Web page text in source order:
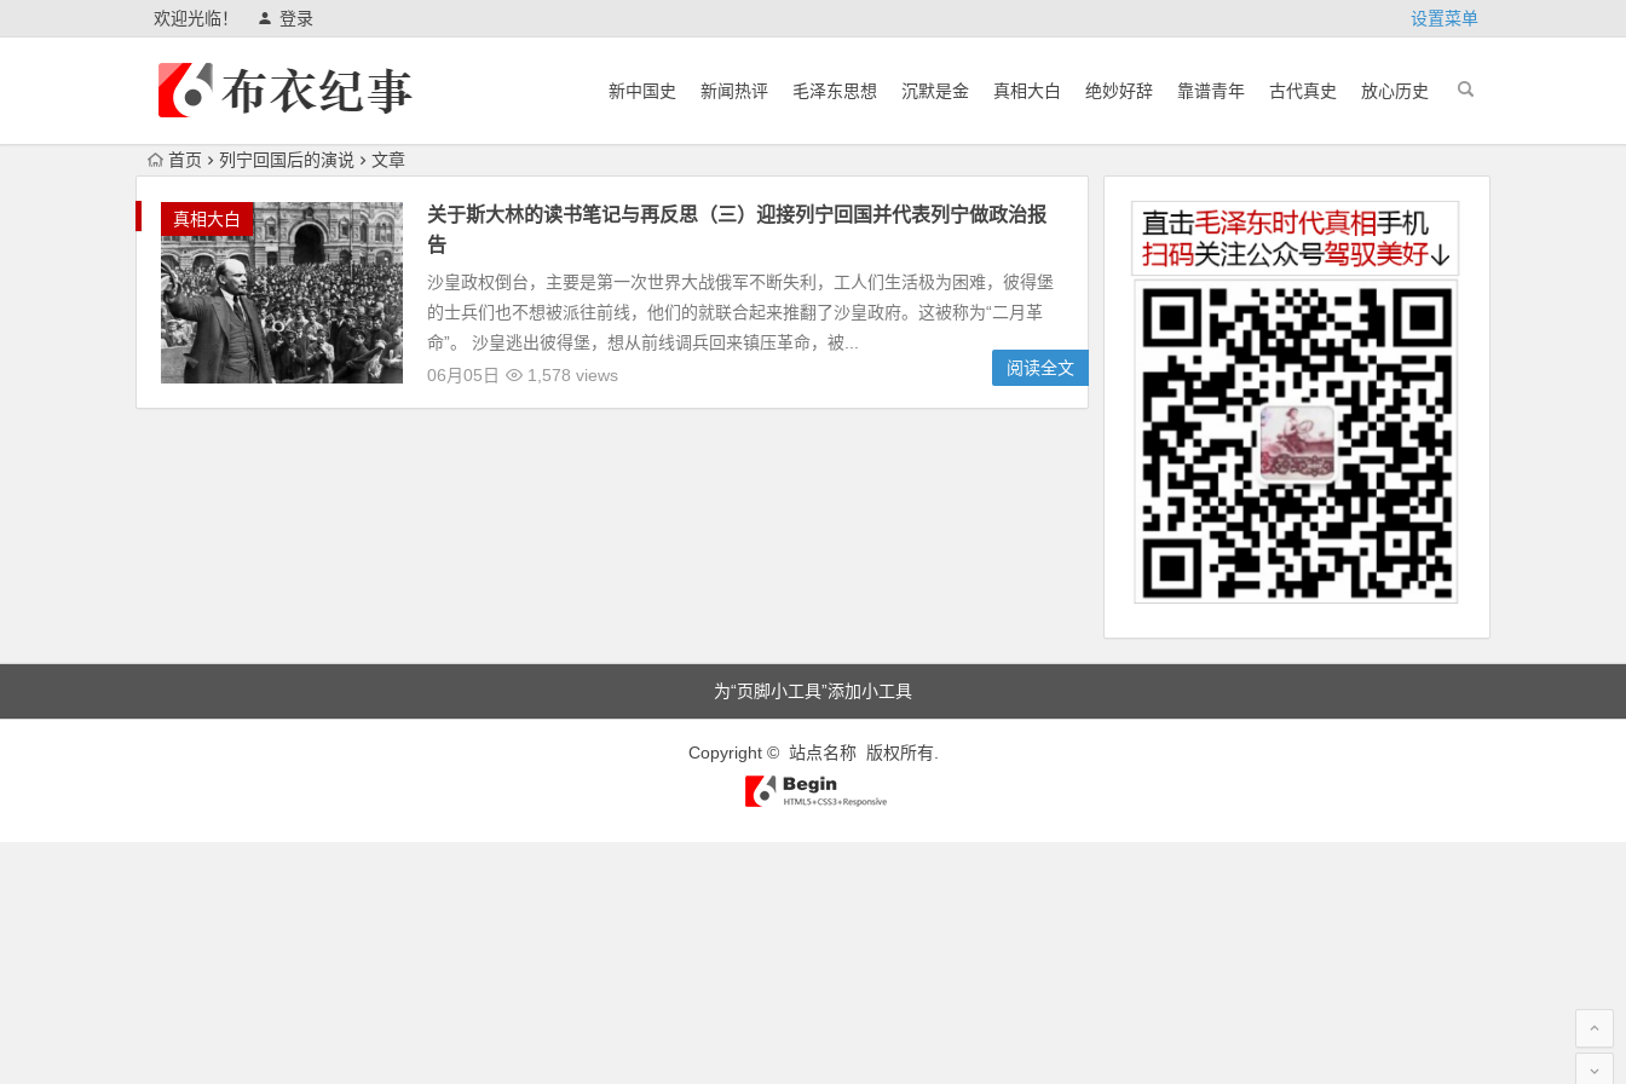
欢迎光临！ 登录 设置菜单
新中国史 新闻热评 毛泽东思想 沉默是金 真相大白 绝妙好辞 靠谱青年 古代真史 放心历史
首页 列宁回国后的演说 文章
真相大白
关于斯大林的读书笔记与再反思（三）迎接列宁回国并代表列宁做政治报
告
沙皇政权倒台，主要是第一次世界大战俄军不断失利，工人们生活极为困难，彼得堡
的士兵们也不想被派往前线，他们的就联合起来推翻了沙皇政府。这被称为“二月革
命”。 沙皇逃出彼得堡，想从前线调兵回来镇压革命，被...
06月05日
1,578 views 阅读全文
为“页脚小工具”添加小工具
Copyright © 站点名称 版权所有.